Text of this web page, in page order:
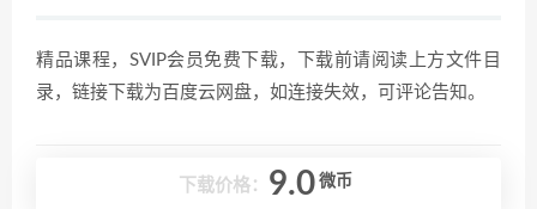
精品课程，SVIP会员免费下载，下载前请阅读上方文件目
录，链接下载为百度云网盘，如连接失效，可评论告知。
下载价格： 9.0 微币